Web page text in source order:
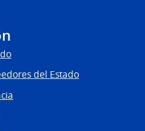
del Estado